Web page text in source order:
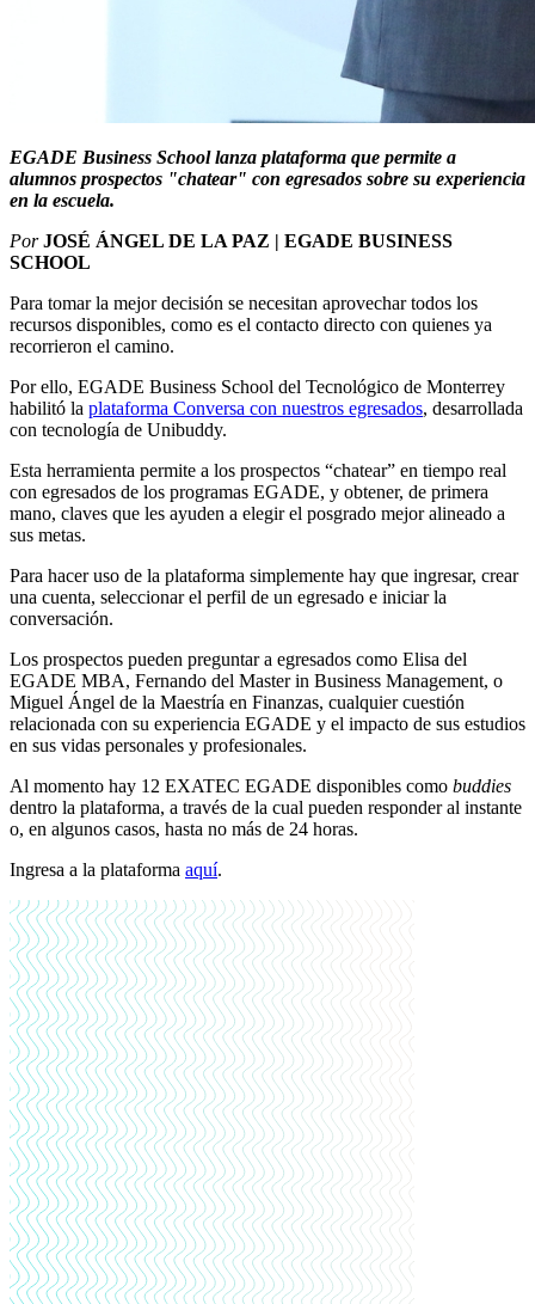
EGADE Business School lanza plataforma que permite a
alumnos prospectos "chatear" con egresados sobre su experiencia
en la escuela.
PorJOSÉ ÁNGEL DE LA PAZ | EGADE BUSINESS
SCHOOL
Para tomar la mejor decisión se necesitan aprovechar todos los
recursos disponibles, como es el contacto directo con quienes ya
recorrieron el camino.
Por ello, EGADE Business School del Tecnológico de Monterrey
habilitó la plataforma Conversa con nuestros egresados, desarrollada
con tecnología de Unibuddy.
Esta herramienta permite a los prospectos “chatear” en tiempo real
con egresados de los programas EGADE, y obtener, de primera
mano, claves que les ayuden a elegir el posgrado mejor alineado a
sus metas.
Para hacer uso de la plataforma simplemente hay que ingresar, crear
una cuenta, seleccionar el perfil de un egresado e iniciar la
conversación.
Los prospectos pueden preguntar a egresados como Elisa del
EGADE MBA, Fernando del Master in Business Management, o
Miguel Ángel de la Maestría en Finanzas, cualquier cuestión
relacionada con su experiencia EGADE y el impacto de sus estudios
en sus vidas personales y profesionales.
Al momento hay 12 EXATEC EGADE disponibles como buddies
dentro la plataforma, a través de la cual pueden responder al instante
o, en algunos casos, hasta no más de 24 horas.
Ingresa a la plataforma aquí.